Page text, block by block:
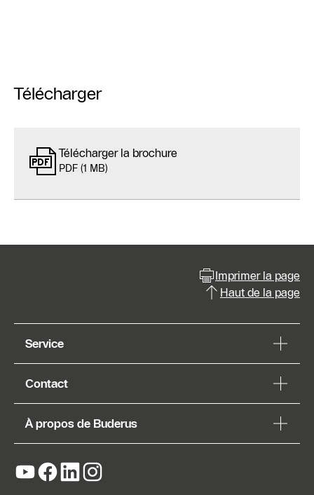
Télécharger
Télécharger la brochure
PDF (1 MB)
Imprimer la page
Haut de la page
Service
Contact
À propos de Buderus